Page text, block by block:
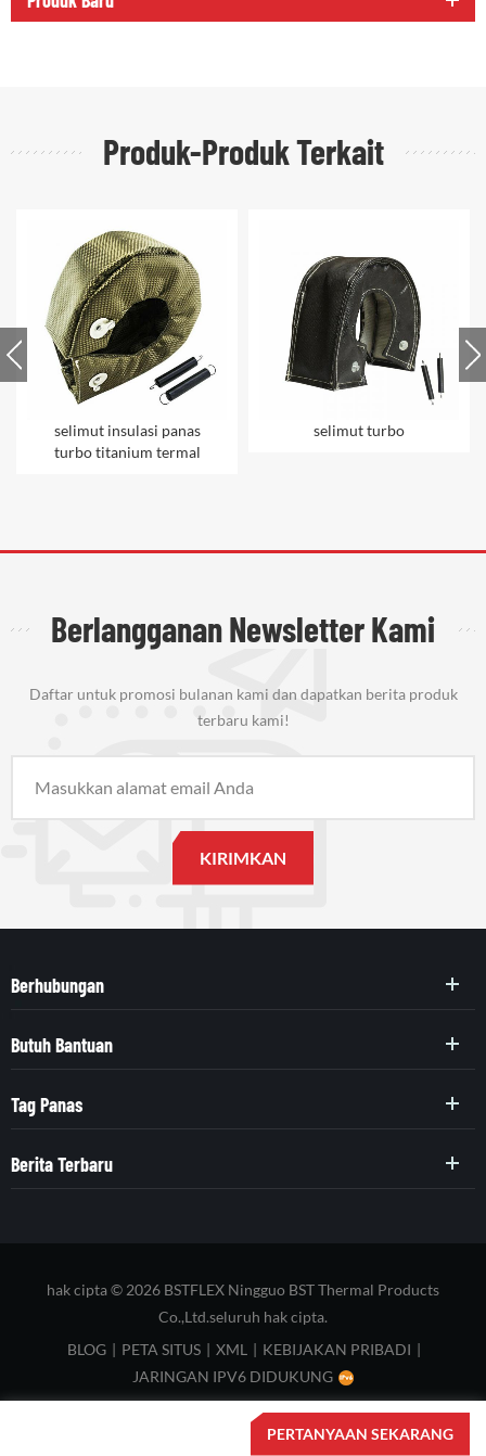
PERTANYAAN SEKARANG
Produk-Produk Terkait
selimut insulasi panas
turbo titanium termal
selimut turbo
Berlangganan Newsletter Kami
Daftar untuk promosi bulanan kami dan dapatkan berita produk
terbaru kami!
Berhubungan
Butuh Bantuan
Tag Panas
Berita Terbaru
hak cipta © 2026 BSTFLEX Ningguo BST Thermal Products
Co.,Ltd.seluruh hak cipta.
BLOG | PETA SITUS | XML | KEBIJAKAN PRIBADI |
JARINGAN IPV6 DIDUKUNG